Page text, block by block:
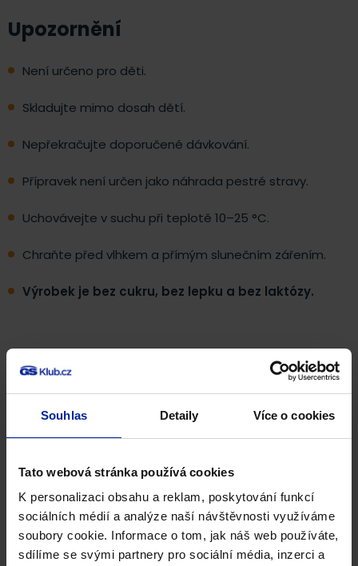
Souhlas Detaily Více o cookies
Tato webová stránka používá cookies
K personalizaci obsahu a reklam, poskytování funkcí
sociálních médií a analýze naší návštěvnosti využíváme
soubory cookie. Informace o tom, jak náš web používáte,
sdílíme se svými partnery pro sociální média, inzerci a
Upozornění
Není určeno pro děti.
Skladujte mimo dosah dětí.
Nepřekračujte doporučené dávkování.
Přípravek není určen jako náhrada pestré stravy.
Uchovávejte v suchu při teplotě 10–25 °C.
Chraňte před vlhkem a přímým slunečním zářením.
Výrobek je bez cukru, bez lepku a bez laktózy.
Hmotnost obsahu
9,6 g
Výrobce
Se svolením Green–Swan Pharmaceuticals Ltd., England